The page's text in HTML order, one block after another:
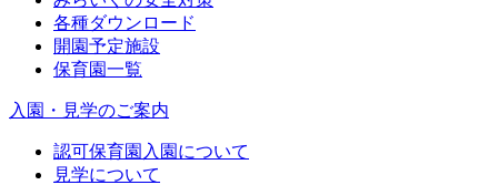
各種ダウンロード
開園予定施設
保育園一覧
入園・見学のご案内
認可保育園入園について
見学について